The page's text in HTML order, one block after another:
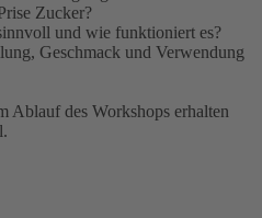
Zucker?
und wie funktioniert es?
Geschmack und Verwendung
Ablauf des Workshops erhalten